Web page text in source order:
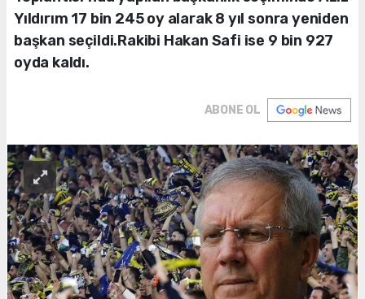
Yıldırım 17 bin 245 oy alarak 8 yıl sonra yeniden
başkan seçildi.Rakibi Hakan Safi ise 9 bin 927
oyda kaldı.
ABONE OL